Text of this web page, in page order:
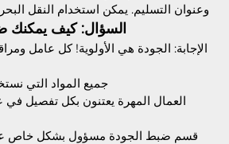
وعنوان التسليم. يمكن استخدام النقل
السؤال: كيف
الإجابة: الجودة هي الأولوية! كل عامل
جميع المواد التي
العمال المهرة يعتنون بكل تفصيل في
قسم ضبط الجودة مسؤول بشكل خاص